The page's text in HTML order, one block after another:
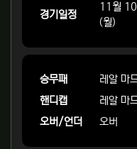
경기일정
11월
(월)
승무패 레알 마
핸디캡
레알 마
오버/언더
오버